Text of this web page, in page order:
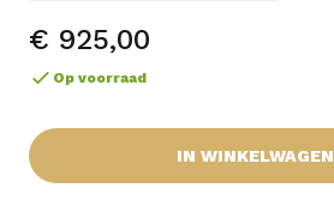
€ 925,00
Op voorraad
IN WINKELWAGEN